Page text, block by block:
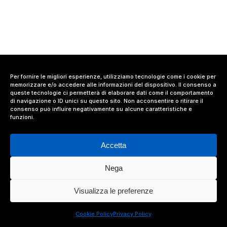
Per fornire le migliori esperienze, utilizziamo tecnologie come i cookie per
memorizzare e/o accedere alle informazioni del dispositivo. Il consenso a
queste tecnologie ci permetterà di elaborare dati come il comportamento
di navigazione o ID unici su questo sito. Non acconsentire o ritirare il
consenso può influire negativamente su alcune caratteristiche e
funzioni.
Accetta
Nega
Visualizza le preferenze
Cookie PolicyPrivacy Policy
© 2024 Value Relations Srl, All Rights Reserved.
instagram